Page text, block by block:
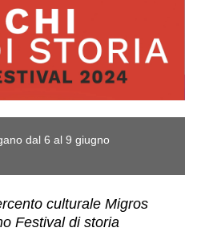
dal 6 al 9 giugno
culturale Migros
Festival di storia